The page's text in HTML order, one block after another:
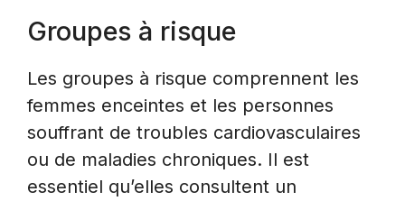
Groupes à risque
Les groupes à risque comprennent les
femmes enceintes et les personnes
souffrant de troubles cardiovasculaires
ou de maladies chroniques. Il est
essentiel qu’elles consultent un